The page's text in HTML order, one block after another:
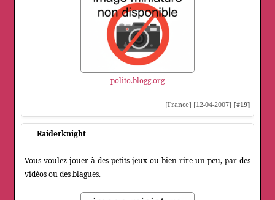
polito.blogg.org
[France] [12-04-2007] [#19]
Raiderknight
Vous voulez jouer à des petits jeux ou bien rire un peu, par des
vidéos ou des blagues.